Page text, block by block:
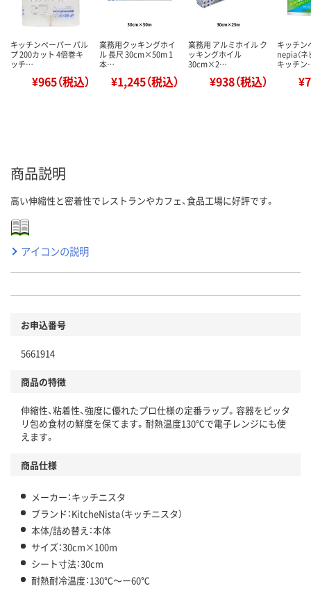
キッチンペーパー パル
プ 200カット 4倍巻キ
ッチ…
¥965（税込）
業務用クッキングホイ
ル 長尺 30cm×50m 1
本…
¥1,245（税込）
業務用 アルミホイル ク
ッキングホイル
30cm×2…
¥938（税込）
キッチン
nepia（ネ
キッチ
商品説明
高い伸縮性と密着性でレストランやカフェ、食品工場に好評です。
アイコンの説明
お申込番号
5661914
商品の特徴
伸縮性、粘着性、強度に優れたプロ仕様の定番ラップ。容器をピッタ
リ包め食材の鮮度を保てます。耐熱温度130℃で電子レンジにも使
えます。
商品仕様
メーカー：キッチニスタ
ブランド：KitcheNista（キッチニスタ）
本体/詰め替え：本体
サイズ：30cm×100m
シート寸法：30cm
耐熱耐冷温度：130℃～ー60℃